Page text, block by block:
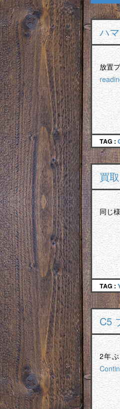
ハ
放置
TAG :
買
同じ
TAG :
C5
2年